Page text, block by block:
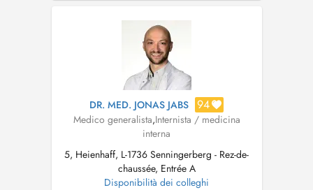
oder chronisch), Atemnot, diagnostiziertes
oder vermutetes As...
DR. MED. JONAS JABS 94
Medico generalista,Internista / medicina
interna
5, Heienhaff, L-1736 Senningerberg - Rez-de-
chaussée, Entrée A
Disponibilità dei colleghi